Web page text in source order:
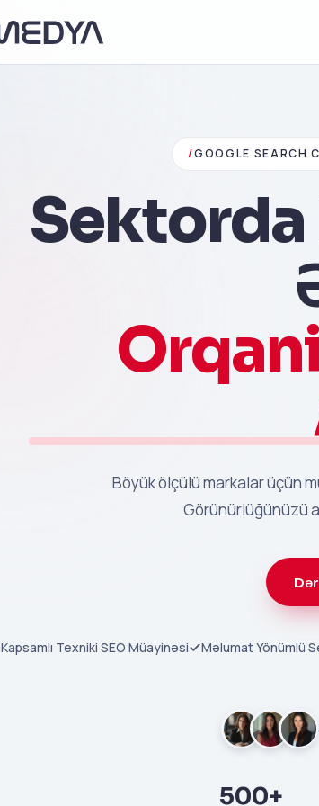
/GOOGLE SEARCH
Sektorda
Böyük ölçülü markalar üçün
Görünürlüğünüzü
Kapsamlı Texniki SEO Müayinəsi Məlumat Yönümlü
500+